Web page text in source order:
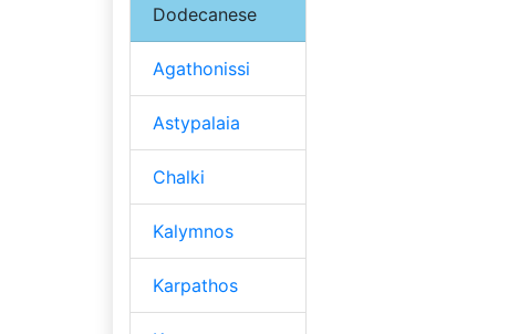
Dodecanese
Agathonissi
Astypalaia
Chalki
Kalymnos
Karpathos